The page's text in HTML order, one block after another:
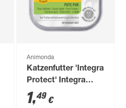
Animonda
Katzenfutter 'Integra
Protect' Integra
Sensitiv Pute 100 g
1,49 €